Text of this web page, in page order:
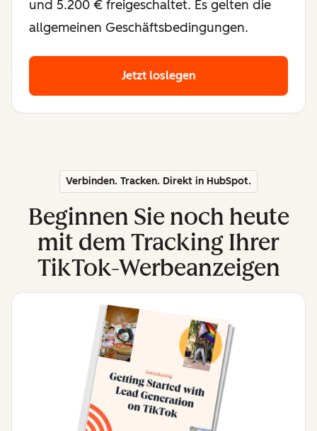
und 5.200 € freigeschaltet. Es gelten die
allgemeinen Geschäftsbedingungen.
Jetzt loslegen
Verbinden. Tracken. Direkt in HubSpot.
Beginnen Sie noch heute
mit dem Tracking Ihrer
TikTok-Werbeanzeigen